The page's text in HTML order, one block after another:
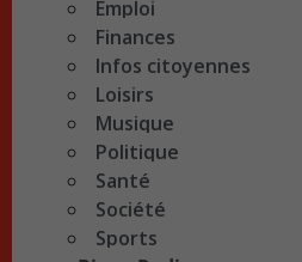
Emploi
Finances
Infos citoyennes
Loisirs
Musique
Politique
Santé
Société
Sports